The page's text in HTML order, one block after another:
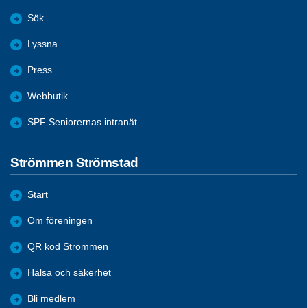
Sök
Lyssna
Press
Webbutik
SPF Seniorernas intranät
Strömmen Strömstad
Start
Om föreningen
QR kod Strömmen
Hälsa och säkerhet
Bli medlem